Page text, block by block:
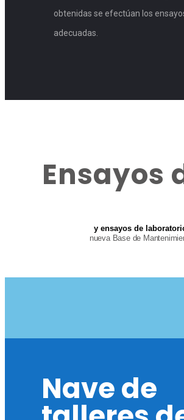
obtenidas se efectúan los
adecuadas.
Ensayos
y ensayos de
nueva Base de
Nave de